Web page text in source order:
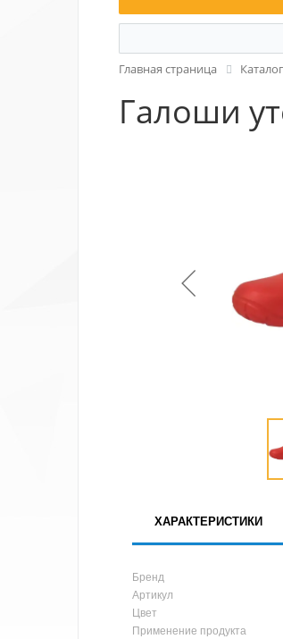
Главная страница Каталог
Галоши
ХАРАКТЕРИСТИКИ
Бренд
Артикул
Цвет
Применение продукта